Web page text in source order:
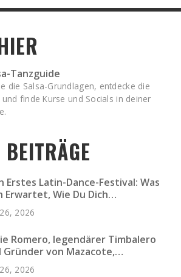
Tanzguide
die Salsa-Grundlagen, entdecke die
und finde Kurse und Socials in deiner
BEITRÄGE
Erstes Latin-Dance-Festival: Was
Erwartet, Wie Du Dich
und Was Du Einpackst
2026
Romero, legendärer Timbalero
Gründer von Mazacote,
2026